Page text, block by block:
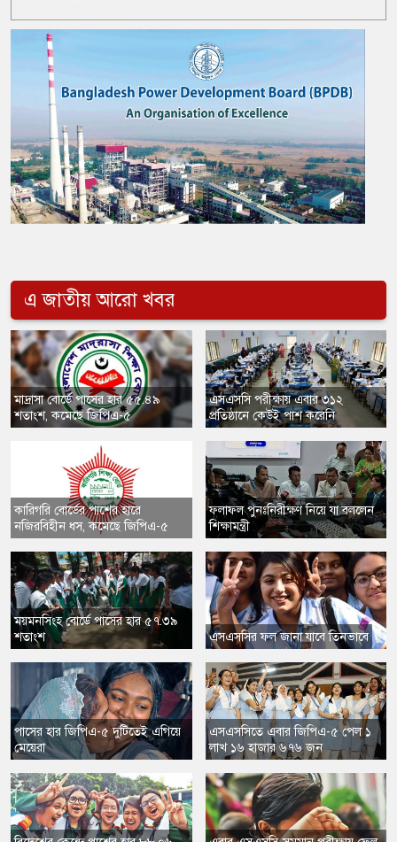
এ জাতীয় আরো খবর
মাদ্রাসা বোর্ডে পাসের হার ৫৫.৪৯
শতাংশ, কমেছে জিপিএ-৫
কারিগরি বোর্ডের পাশের হারে
নজিরবিহীন ধস, কমেছে জিপিএ-৫
ময়মনসিংহ বোর্ডে পাসের হার ৫৭.৩৯
শতাংশ
পাসের হার জিপিএ-৫ দুটিতেই এগিয়ে
মেয়েরা
এসএসসি পরীক্ষায় এবার ৩১২
প্রতিষ্ঠানে কেউই পাশ করেনি
ফলাফল পুনঃনিরীক্ষণ নিয়ে যা বললেন
শিক্ষামন্ত্রী
এসএসসির ফল জানা যাবে তিনভাবে
এসএসসিতে এবার জিপিএ-৫ পেল ১
লাখ ১৬ হাজার ৬৭৬ জন